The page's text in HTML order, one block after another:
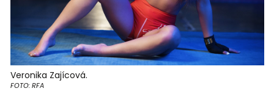
Veronika Zajícová.
FOTO: RFA